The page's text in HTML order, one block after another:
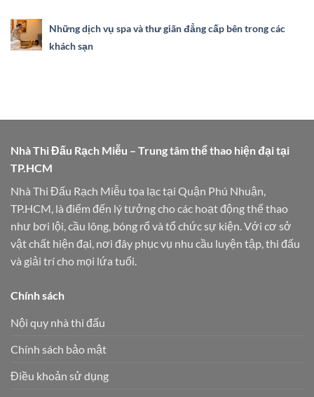
Những dịch vụ spa và thư giãn đẳng cấp bên trong các
khách sạn
Nhà Thi Đấu Rạch Miễu – Trung tâm thể thao hiện đại tại
TP.HCM
Nhà Thi Đấu Rạch Miễu tọa lạc tại Quận Phú Nhuận,
TP.HCM, là điểm đến lý tưởng cho các hoạt động thể thao
như bơi lội, cầu lông, bóng rổ và tổ chức sự kiện. Với cơ sở
vật chất hiện đại, nơi đây phục vụ nhu cầu luyện tập, thi đấu
và giải trí cho mọi lứa tuổi.
Chính sách
Nội quy nhà thi đấu
Chính sách bảo mật
Điều khoản sử dụng